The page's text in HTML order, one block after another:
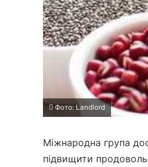
Фото: Landlord
Міжнародна група
підвищити